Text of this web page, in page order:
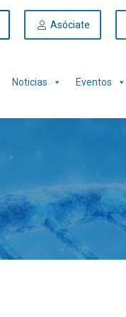
Asóciate
Noticias Eventos